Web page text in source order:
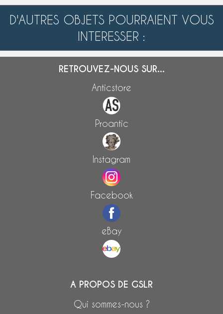
D'AUTRES OBJETS POURRAIENT VOUS
INTERESSER :
RETROUVEZ-NOUS SUR...
Anticstore
Proantic
Instagram
Facebook
eBay
A PROPOS DE GSLR
Qui sommes-nous ?